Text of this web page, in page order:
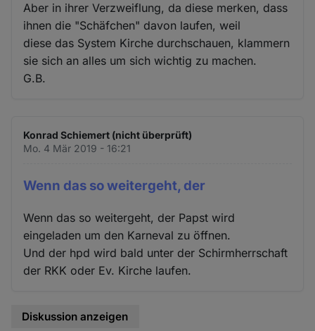
Aber in ihrer Verzweiflung, da diese merken, dass
ihnen die "Schäfchen" davon laufen, weil
diese das System Kirche durchschauen, klammern
sie sich an alles um sich wichtig zu machen.
G.B.
Konrad Schiemert (nicht überprüft)
Mo. 4 Mär 2019 - 16:21
Wenn das so weitergeht, der
Wenn das so weitergeht, der Papst wird
eingeladen um den Karneval zu öffnen.
Und der hpd wird bald unter der Schirmherrschaft
der RKK oder Ev. Kirche laufen.
Diskussion anzeigen